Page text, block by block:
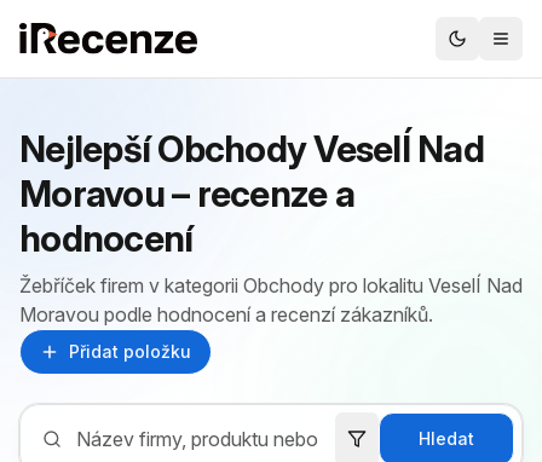
Nejlepší Obchody VeselÍ Nad
Moravou – recenze a
hodnocení
Žebříček firem v kategorii Obchody pro lokalitu VeselÍ Nad
Moravou podle hodnocení a recenzí zákazníků.
Přidat položku
Hledat